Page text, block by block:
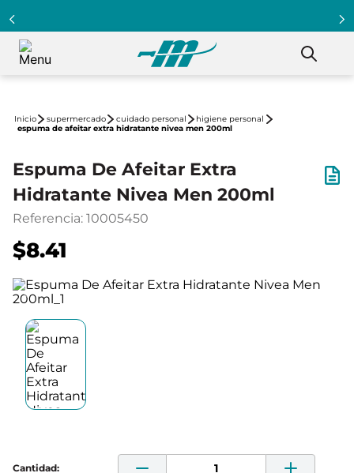
supermercado cuidado personal
higiene personal
espuma de afeitar extra hidratante nivea men 200ml
Espuma De Afeitar Extra
Hidratante Nivea Men 200ml
Referencia: 10005450
$8.41